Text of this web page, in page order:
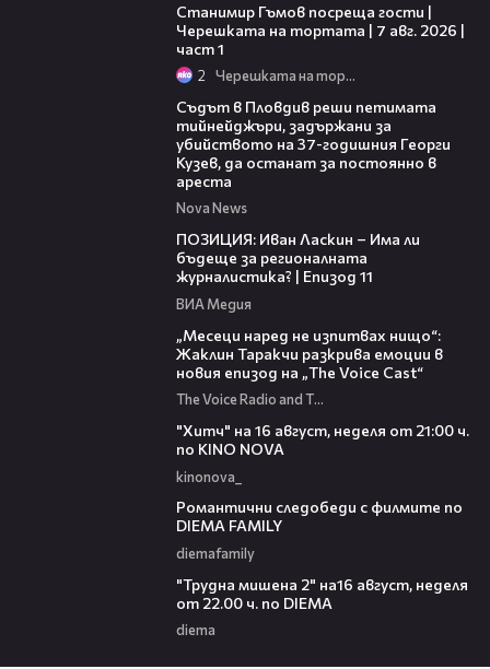
Станимир Гъмов посреща гости |
Черешката на тортата | 7 авг. 2026 |
част 1
2 Черешката на тортата
Съдът в Пловдив реши петимата
тийнейджъри, задържани за
убийството на 37-годишния Георги
Кузев, да останат за постоянно в
ареста
Nova News
ПОЗИЦИЯ: Иван Ласкин – Има ли
бъдеще за регионалната
журналистика? | Епизод 11
ВИА Медия
„Месеци наред не изпитвах нищо“:
Жаклин Таракчи разкрива емоции в
новия епизод на „The Voice Cast“
The Voice Radio and TV Bulgaria
"Хитч" на 16 август, неделя от 21:00 ч.
по KINO NOVA
kinonova_
Романтични следобеди с филмите по
DIEMA FAMILY
diemafamily
"Трудна мишена 2" на16 август, неделя
от 22.00 ч. по DIEMA
diema